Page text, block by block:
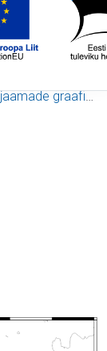
graafikud